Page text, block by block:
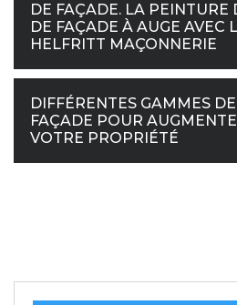
DE FAÇADE. LA PEINTURE
DE FAÇADE À AUGE AVEC
HELFRITT MAÇONNERIE
DIFFÉRENTES GAMMES
FAÇADE POUR
VOTRE PROPRIÉTÉ